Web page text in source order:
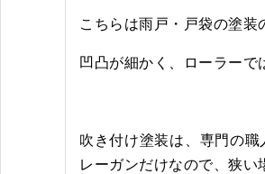
こちらは雨戸・戸袋の塗装
凹凸が細かく、ローラーで
吹き付け塗装は、専門の
レーガンだけなので、狭い